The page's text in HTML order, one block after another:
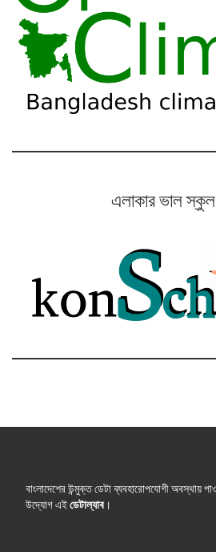
এলাকার ভাল
বাংলাদেশের উন্মুক্ত ডেটা ব্যবহারোপযোগী অবস্থায়
উদ্যোগ এইডেটাল্যাব।